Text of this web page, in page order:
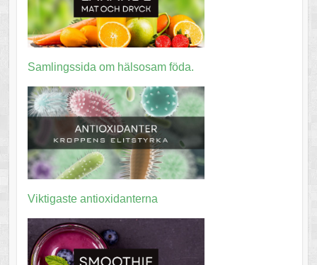
Samlingssida om hälsosam föda.
Viktigaste antioxidanterna